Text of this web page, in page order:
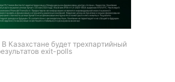
В Казахстане будет трехпартийный
exit-polls